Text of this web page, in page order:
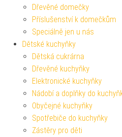
Dřevěné domečky
Příslušenství k domečkům
Speciálně jen u nás
Dětské kuchyňky
Dětská cukrárna
Dřevěné kuchyňky
Elektronické kuchyňky
Nádobí a doplňky do
Obyčejné kuchyňky
Spotřebiče do kuchyňky
Zástěry pro děti